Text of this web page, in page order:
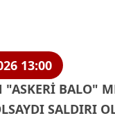
13:00
"ASKERİ BALO"
SALDIRI